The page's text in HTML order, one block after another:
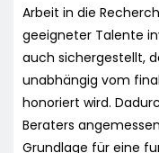
Arbeit in die
geeigneter Talente
auch sichergestellt,
unabhängig vom
honoriert wird.
Beraters
Grundlage für eine